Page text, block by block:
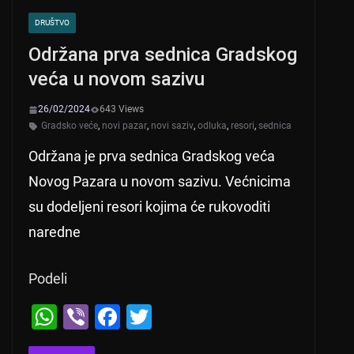
DRUŠTVO
Održana prva sednica Gradskog
veća u novom sazivu
26/02/2024
643 Views
Gradsko veće, novi pazar, novi saziv, odluka, resori, sednica
Održana je prva sednica Gradskog veća
Novog Pazara u novom sazivu. Većnicima
su dodeljeni resori kojima će rukovoditi
naredne
Podeli
W
h
Vi
b
F